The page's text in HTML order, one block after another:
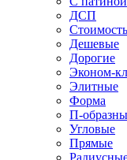
ДСП
Стоимость
Дешевые
Дорогие
Эконом-
Элитные
Форма
П-
Угловые
Прямые